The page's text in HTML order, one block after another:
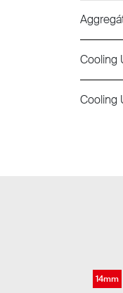
Cooling
Cooling
14mm